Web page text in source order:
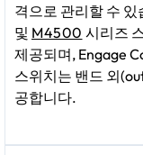
격으로 관리할 수
및 M4500 시리즈
제공되며, Engage
스위치는 밴드 외
공합니다.